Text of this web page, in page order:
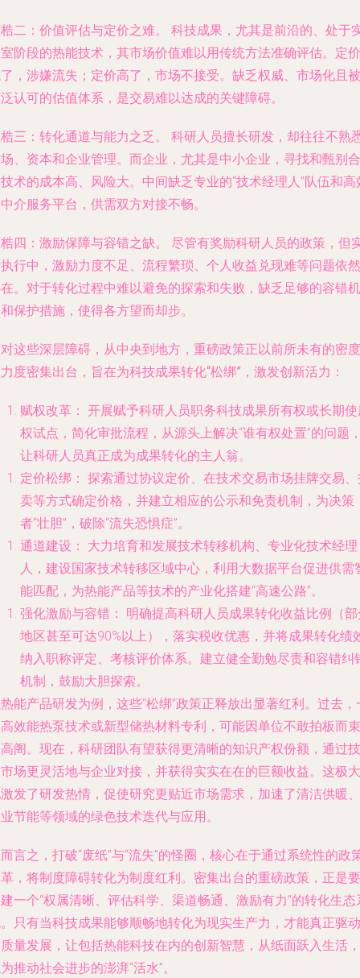
二：价值评估与定价之难。
科技成果，尤其是前沿的、处于
阶段的热能技术，其市场价值难以用传统方法准确评估。定价
，涉嫌流失；定价高了，市场不接受。缺乏权威、市场化且被
认可的估值体系，是交易难以达成的关键障碍。
三：转化通道与能力之乏。
科研人员擅长研发，却往往不熟
、资本和企业管理。而企业，尤其是中小企业，寻找和甄别合
术的成本高、风险大。中间缺乏专业的“技术经理人”队伍和高
介服务平台，供需双方对接不畅。
四：激励保障与容错之缺。
尽管有奖励科研人员的政策，但
行中，激励力度不足、流程繁琐、个人收益兑现难等问题依然
。对于转化过程中难以避免的探索和失败，缺乏足够的容错机
保护措施，使得各方望而却步。
这些深层障碍，从中央到地方， 重磅政策正以前所未有的密度
度密集出台，旨在为科技成果转化“松绑” ，激发创新活力：
赋权改革： 开展赋予科研人员职务科技成果所有权或长期
权试点，简化审批流程，从源头上解决“谁有权处置”的问题
让科研人员真正成为成果转化的主人翁。
定价松绑： 探索通过协议定价、在技术交易市场挂牌交易
卖等方式确定价格，并建立相应的公示和免责机制，为决策
者“壮胆”，破除“流失恐惧症”。
通道建设：
大力培育和发展技术转移机构、专业化技术经理
人，建设国家技术转移区域中心，利用大数据平台促进供需
能匹配，为热能产品等技术的产业化搭建“高速公路”。
强化激励与容错：
明确提高科研人员成果转化收益比例（
地区甚至可达90%以上），落实税收优惠，并将成果转化绩
纳入职称评定、考核评价体系。建立健全勤勉尽责和容错纠
机制，鼓励大胆探索。
能产品研发为例，这些“松绑”政策正释放出显著红利。过去，
效能热泵技术或新型储热材料专利，可能因单位不敢拍板而束
阁。现在，科研团队有望获得更清晰的知识产权份额，通过技
场更灵活地与企业对接，并获得实实在在的巨额收益。这极大
发了研发热情，促使研究更贴近市场需求，加速了清洁供暖、
节能等领域的绿色技术迭代与应用。
言之，打破“废纸”与“流失”的怪圈，核心在于通过系统性的政
， 将制度障碍转化为制度红利。密集出台的重磅政策，正是要
一个“权属清晰、评估科学、渠道畅通、激励有力”的转化生态
只有当科技成果能够顺畅地转化为现实生产力，才能真正驱动
量发展，让包括热能科技在内的创新智慧，从纸面跃入生活，
推动社会进步的澎湃“活水”。